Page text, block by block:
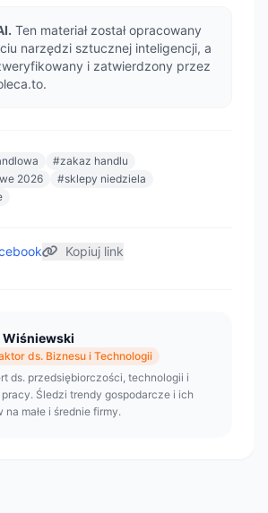
Ten materiał został opracowany
narzędzi sztucznej inteligencji, a
i zatwierdzony przez
#zakaz handlu
2026
#sklepy niedziela
Kopiuj link
Wiśniewski
ds. Biznesu i Technologii
ds. przedsiębiorczości, technologii i
Śledzi trendy gospodarcze i ich
na małe i średnie firmy.